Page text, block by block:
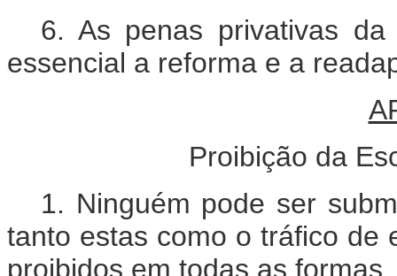
6. As penas privativas
essencial a reforma e a
Proibição da
1. Ninguém pode ser
tanto estas como o tráfico de
proibidos em todas as formas.